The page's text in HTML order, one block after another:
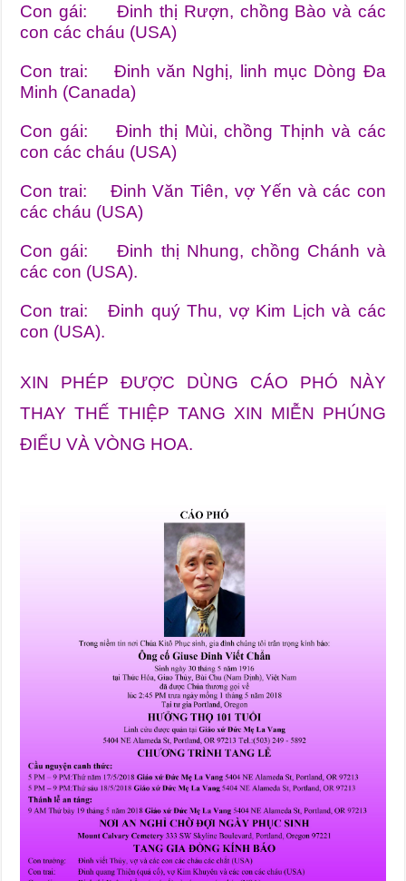
Con gái: Đinh thị Rượn, chồng Bào và các
con các cháu (USA)
Con trai: Đinh văn Nghị, linh mục Dòng Đa
Minh (Canada)
Con gái: Đinh thị Mùi, chồng Thịnh và các
con các cháu (USA)
Con trai: Đinh Văn Tiên, vợ Yến và các con
các cháu (USA)
Con gái: Đinh thị Nhung, chồng Chánh và
các con (USA).
Con trai: Đinh quý Thu, vợ Kim Lịch và các
con (USA).
XIN PHÉP ĐƯỢC DÙNG CÁO PHÓ NÀY
THAY THẾ THIỆP TANG XIN MIỄN PHÚNG
ĐIỂU VÀ VÒNG HOA.